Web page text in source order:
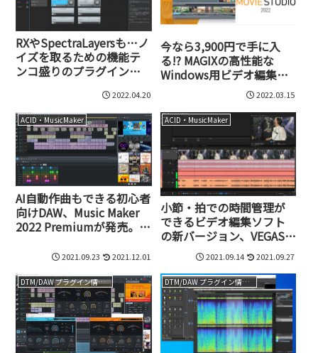
RXやSpectraLayersも…ノ
イズを取るための機能テ
ンコ盛りのプラグイン＆
Cleaning Lab 4が今なら
4,900円
2022.04.20
今なら3,900円で手に入
る!? MAGIXの高性能な
Windows用ビデオ編集ソ
フト、Movie Studio 2022
2022.03.15
ACID・MusicMaker
AI自動作曲もできる初心者
向けDAW、Music Maker
2022 Premiumが発売。機
2021.09.23 2021.12.01
ACID・MusicMaker
小節・拍での時間管理が
できるビデオ編集ソフト
の新バージョン、VEGAS
19誕生。ラインナップが
一新され、ライブストリ
ーミングや画像合成も可
能に
2021.09.14 2021.09.27
DTM/DAW プラグイン情報（VST AU AAX） DTM/DAW プラグイン情報（VST AU AAX）